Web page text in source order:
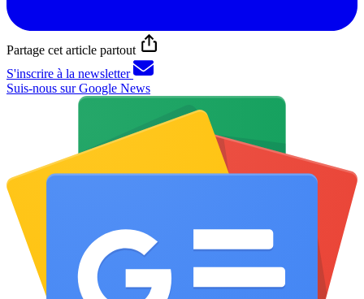
Partage cet article partout
S'inscrire à la newsletter
Suis-nous sur Google News